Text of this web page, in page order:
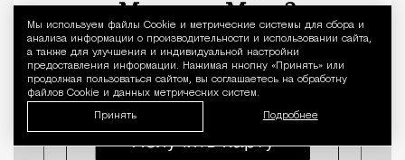
Уведомление
Мы используем файлы Сookie и метрические системы для сбора и
анализа информации о производительности и использовании сайта,
а также для улучшения и индивидуальной настройки
предоставления информации. Нажимая кнопку «Принять» или
продолжая пользоваться сайтом, вы соглашаетесь на обработку
файлов Cookie и данных метрических систем.
Принять Подробнее